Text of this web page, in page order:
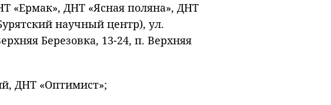
«Ермак», ДНТ «Ясная поляна», ДНТ
научный центр), ул.
Березовка, 13-24, п. Верхняя
ДНТ «Оптимист»;